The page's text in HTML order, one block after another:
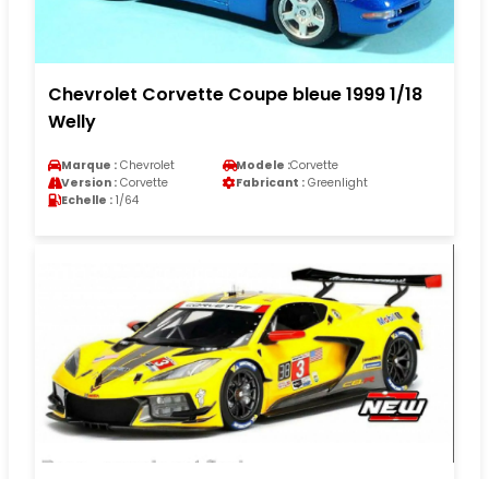
Chevrolet Corvette Coupe bleue 1999 1/18
Welly
Marque : Chevrolet Modele :Corvette
Version : Corvette Fabricant : Greenlight
Echelle : 1/64